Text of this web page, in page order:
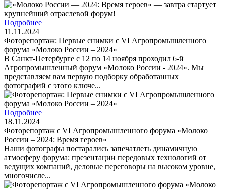
Подробнее
11.11.2024
Фоторепортаж: Первые снимки с VI Агропромышленного
форума «Молоко России – 2024»
В Санкт-Петербурге с 12 по 14 ноября проходил 6-й
Агропромышленный форум «Молоко России - 2024». Мы
представляем вам первую подборку обработанных
фотографий с этого ключе...
Подробнее
18.11.2024
Фоторепортаж с VI Агропромышленного форума «Молоко
России – 2024: Время героев»
Наши фотографы постарались запечатлеть динамичную
атмосферу форума: презентации передовых технологий от
ведущих компаний, деловые переговоры на высоком уровне,
многочисле...